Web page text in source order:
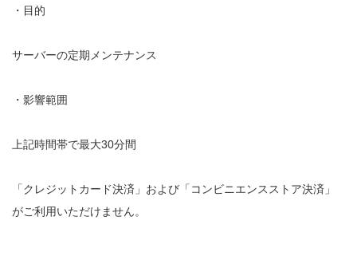
・目的
サーバーの定期メンテナンス
・影響範囲
上記時間帯で最大30分間
「クレジットカード決済」および「コンビニエンスストア決済」
がご利用いただけません。